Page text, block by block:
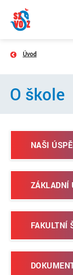
Úvod
O škole
NAŠI
ZÁKLADNÍ
FAKULTNÍ